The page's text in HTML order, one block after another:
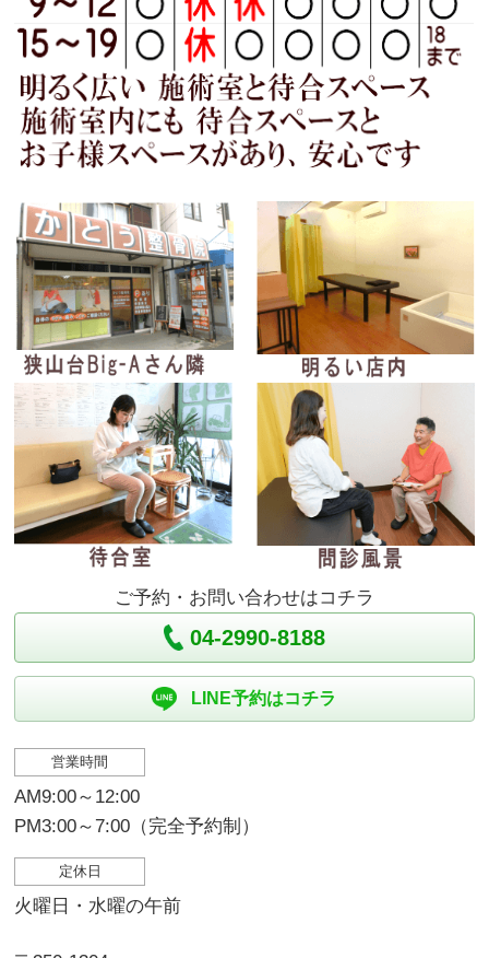
ご予約・お問い合わせはコチラ
04-2990-8188
LINE予約はコチラ
営業時間
AM9:00～12:00
PM3:00～7:00（完全予約制）
定休日
火曜日・水曜の午前